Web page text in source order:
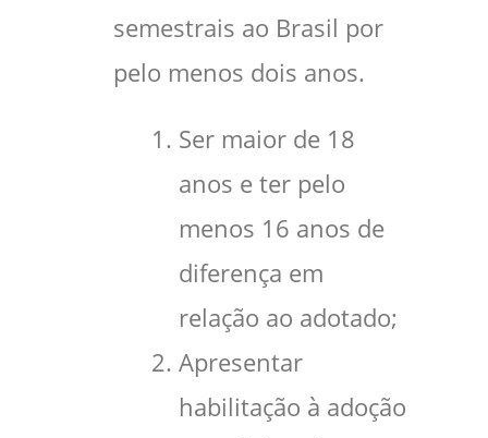
semestrais ao Brasil por
pelo menos dois anos.
Ser maior de 18
anos e ter pelo
menos 16 anos de
diferença em
relação ao adotado;
Apresentar
habilitação à adoção